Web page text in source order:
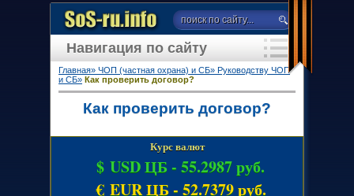
Главная» ЧОП (частная охрана) и СБ» Руководству ЧОП
и СБ» Как проверить договор?
Как проверить договор?
Курс валют
$ USD ЦБ - 55.2987 руб.
€ EUR ЦБ - 52.7379 руб.
Навигация по сайту